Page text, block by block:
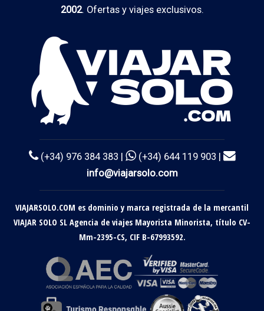
2002. Ofertas y viajes exclusivos.
(+34) 976 384 383 |
(+34) 644 119 903 |
info@viajarsolo.com
VIAJARSOLO.COM es dominio y marca registrada de la mercantil
VIAJAR SOLO SL Agencia de viajes Mayorista Minorista, título CV-
Mm-2395-CS, CIF B-67993592.